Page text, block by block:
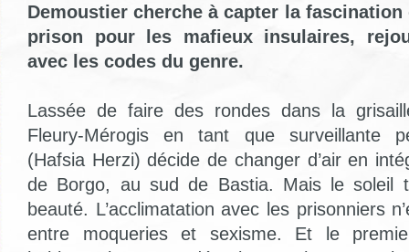
Demoustier cherche à capter la fascination
prison pour les mafieux insulaires,
avec les codes du genre.
Lassée de faire des rondes dans la
Fleury-Mérogis en tant que surveillante
(Hafsia Herzi) décide de changer d’air en
de Borgo, au sud de Bastia. Mais le soleil
beauté. L’acclimatation avec les prisonniers
entre moqueries et sexisme. Et le